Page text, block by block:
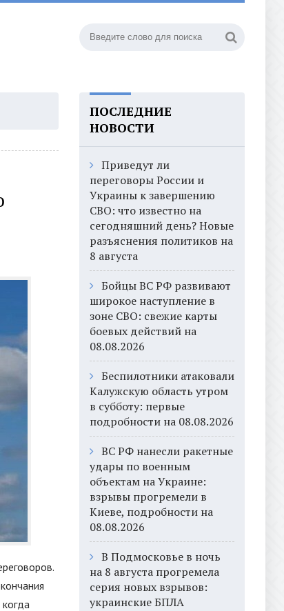
ПОСЛЕДНИЕ
НОВОСТИ
Приведут ли
переговоры России и
Украины к завершению
СВО: что известно на
сегодняшний день? Новые
разъяснения политиков на
8 августа
Бойцы ВС РФ развивают
широкое наступление в
зоне СВО: свежие карты
боевых действий на
08.08.2026
Беспилотники атаковали
Калужскую область утром
в субботу: первые
подробности на 08.08.2026
ВС РФ нанесли ракетные
удары по военным
объектам на Украине:
взрывы прогремели в
Киеве, подробности на
08.08.2026
В Подмосковье в ночь
на 8 августа прогремела
серия новых взрывов:
украинские БПЛА